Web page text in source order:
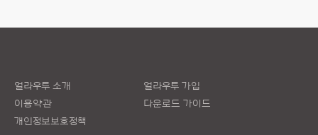
얼라우투 소개
이용약관
개인정보보호정책
얼라우투 가입
다운로드 가이드